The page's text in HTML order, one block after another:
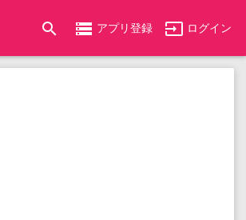
search storage アプリ登録 input ログイン